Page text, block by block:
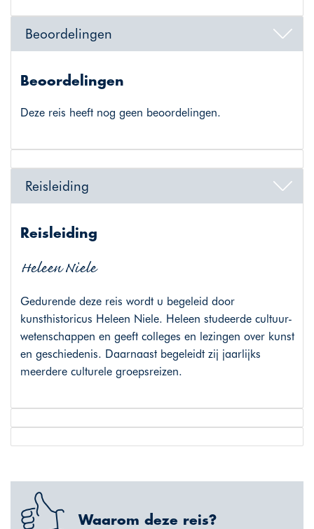
Beoordelingen
Beoordelingen
Deze reis heeft nog geen beoordelingen.
Reisleiding
Reisleiding
Heleen Niele
Gedurende deze reis wordt u begeleid door
kunsthistoricus Heleen Niele. Heleen studeerde cultuur-
wetenschappen en geeft colleges en lezingen over kunst
en geschiedenis. Daarnaast begeleidt zij jaarlijks
meerdere culturele groepsreizen.
Waarom deze reis?